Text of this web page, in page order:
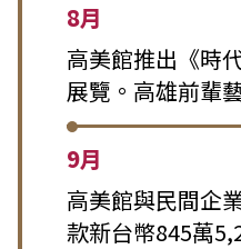
8月
高美館推出《時
展覽。高雄前輩
9月
高美館與民間企
款新台幣845萬